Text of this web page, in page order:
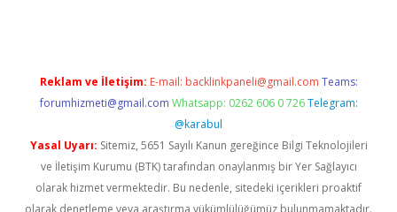
Reklam ve İletişim: E-mail: backlinkpaneli@gmail.com Teams:
forumhizmeti@gmail.com Whatsapp: 0262 606 0 726 Telegram:
@karabul
Yasal Uyarı: Sitemiz, 5651 Sayılı Kanun gereğince Bilgi Teknolojileri
ve İletişim Kurumu (BTK) tarafından onaylanmış bir Yer Sağlayıcı
olarak hizmet vermektedir. Bu nedenle, sitedeki içerikleri proaktif
olarak denetleme veya araştırma yükümlülüğümüz bulunmamaktadır.